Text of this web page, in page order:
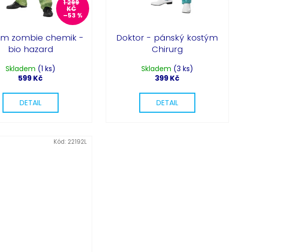
1 299
KČ
–53 %
zombie chemik -
bio hazard
Skladem (1 ks)
599 Kč
DETAIL
Doktor - pánský kostým
Chirurg
Skladem (3 ks)
399 Kč
DETAIL
Kód: 22192L